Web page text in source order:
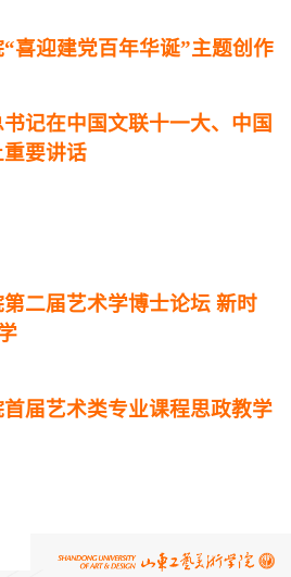
喜迎建党百年华诞”主题创作
记在中国文联十一大、中国
要讲话
二届艺术学博士论坛 新时
届艺术类专业课程思政教学